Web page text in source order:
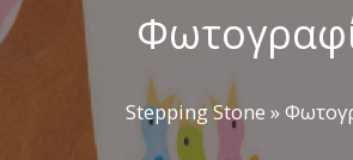
Stepping Stone »